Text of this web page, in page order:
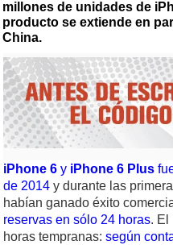
millones de unidades de
producto se extiende en
China.
iPhone 6 y iPhone 6 Plus
de 2014 y durante las
habían ganado éxito
reservas en sólo 24 horas. El
horas tempranas: según